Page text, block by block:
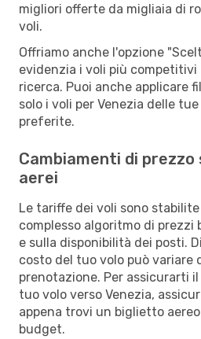
migliori offerte da migliaia di
voli.
Offriamo anche l'opzione
evidenzia i voli più
ricerca. Puoi anche applicare
solo i voli per Venezia delle
preferite.
Cambiamenti di
aerei
Le tariffe dei voli sono
complesso algoritmo di prezzi
e sulla disponibilità dei posti.
costo del tuo volo può variare
prenotazione. Per assicurarti
tuo volo verso Venezia,
appena trovi un biglietto
budget.